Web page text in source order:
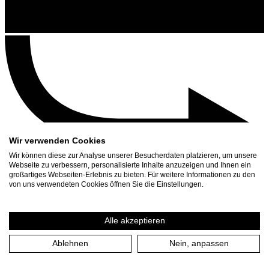
Contact
Press Download
Wir verwenden Cookies
Wir können diese zur Analyse unserer Besucherdaten platzieren, um unsere
Webseite zu verbessern, personalisierte Inhalte anzuzeigen und Ihnen ein
großartiges Webseiten-Erlebnis zu bieten. Für weitere Informationen zu den
von uns verwendeten Cookies öffnen Sie die Einstellungen.
Alle akzeptieren
Ablehnen Nein, anpassen